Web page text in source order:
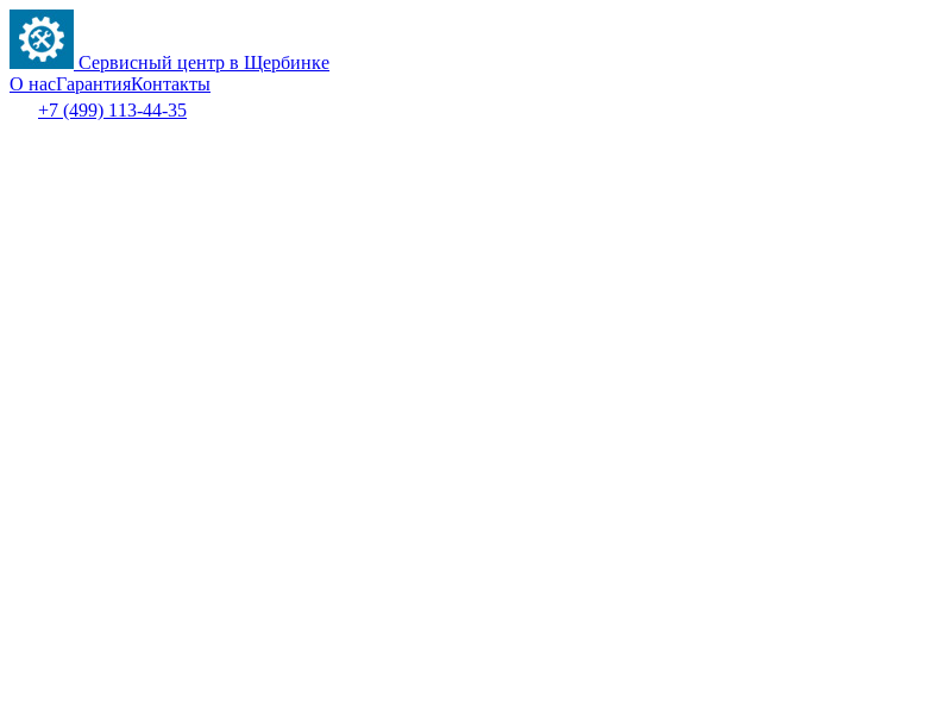
Сервисный центр в Щербинке
О насГарантияКонтакты
+7 (499) 113-44-35